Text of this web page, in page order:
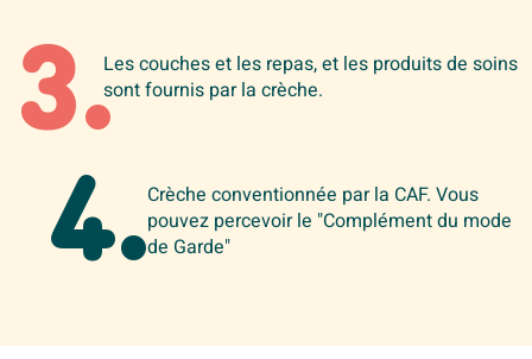
3.Les couches et les repas, et les produits de soins
sont fournis par la crèche.
4.Crèche conventionnée par la CAF. Vous
pouvez percevoir le "Complément du mode
de Garde"